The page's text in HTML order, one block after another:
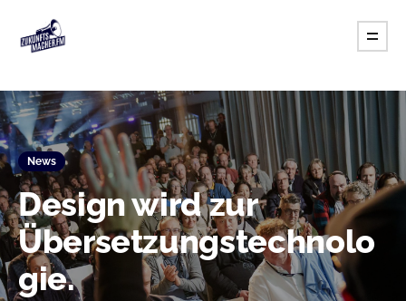
News
Design wird zur
Übersetzungstechnolo
gie.